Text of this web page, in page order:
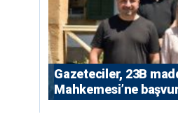
Gazeteciler, 23B
Mahkemesi’ne